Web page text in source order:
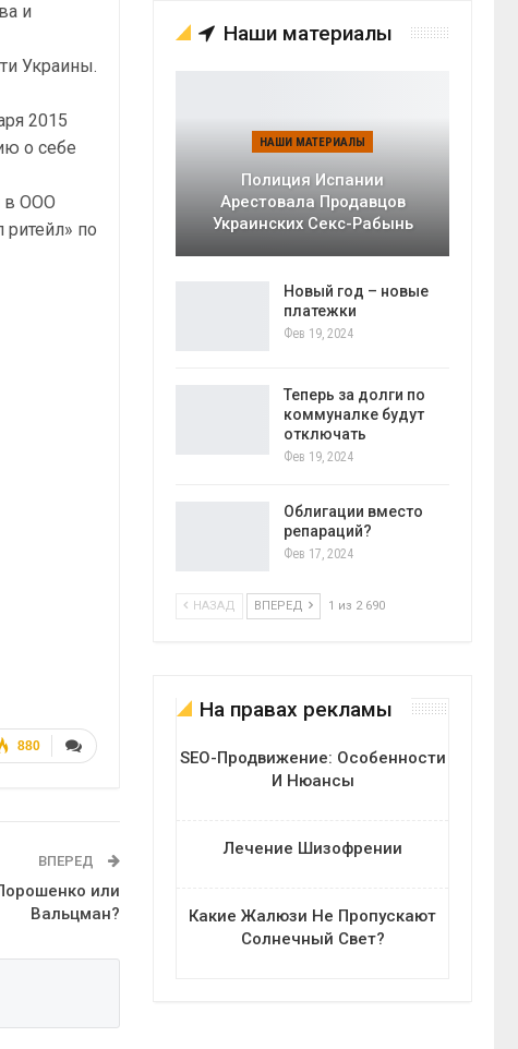
и
Украины.
2015
о себе
в ООО
ритейл» по
880
ВПЕРЕД
или
Вальцман?
Наши материалы
НАШИ МАТЕРИАЛЫ
Полиция Испании
Арестовала Продавцов
Украинских Секс-Рабынь
Новый год – новые
платежки
Фев 19, 2024
Теперь за долги по
коммуналке будут
отключать
Фев 19, 2024
Облигации вместо
репараций?
Фев 17, 2024
НАЗАД ВПЕРЕД 1 из 2 690
На правах рекламы
SEO-Продвижение: Особенности
И Нюансы
Лечение Шизофрении
Какие Жалюзи Не Пропускают
Солнечный Свет?